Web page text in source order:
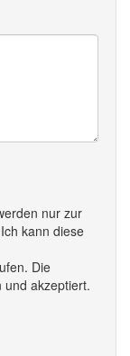
nur zur
kann diese
Die
und akzeptiert.